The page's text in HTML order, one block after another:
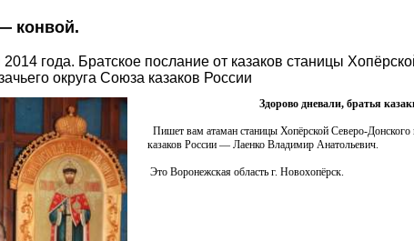
конвой.
2014 года. Братское послание от казаков станицы
округа Союза казаков России
Здорово дневали, братья
Пишет вам атаман станицы Хопёрской Северо-Донского
казаков России — Лаенко Владимир Анатольевич.
Это Воронежская область г. Новохопёрск.